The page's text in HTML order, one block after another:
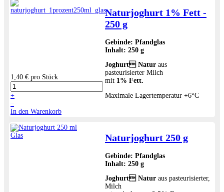
1,40 € pro Stück
+
–
In den Warenkorb
Naturjoghurt 1% Fett -
250 g
Gebinde: Pfandglas
Inhalt: 250 g
Joghurt Natur aus
pasteurisierter Milch
mit 1% Fett.
Maximale Lagertemperatur +6°C
Naturjoghurt 250 g
Gebinde: Pfandglas
Inhalt: 250 g
Joghurt Natur aus pasteurisierter,
Milch